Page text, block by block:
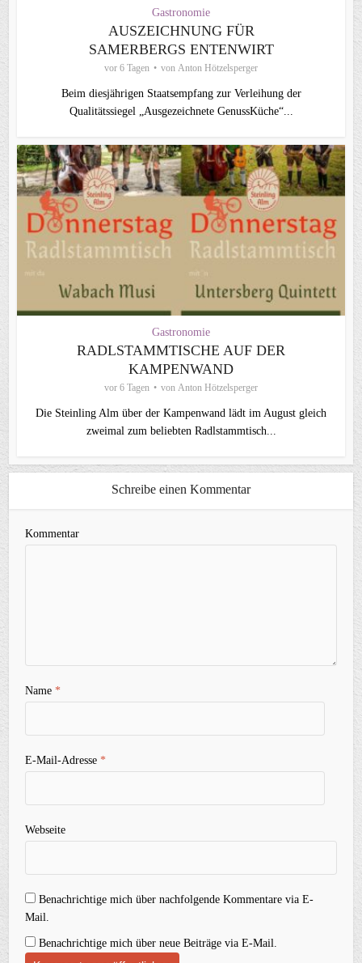
Gastronomie
AUSZEICHNUNG FÜR
SAMERBERGS ENTENWIRT
vor 6 Tagen von Anton Hötzelsperger
Beim diesjährigen Staatsempfang zur Verleihung der
Qualitätssiegel „Ausgezeichnete GenussKüche“...
Gastronomie
RADLSTAMMTISCHE AUF DER
KAMPENWAND
vor 6 Tagen von Anton Hötzelsperger
Die Steinling Alm über der Kampenwand lädt im August gleich
zweimal zum beliebten Radlstammtisch...
Schreibe einen Kommentar
Kommentar
Name*
E-Mail-Adresse*
Webseite
Benachrichtige mich über nachfolgende Kommentare via E-
Mail.
Benachrichtige mich über neue Beiträge via E-Mail.